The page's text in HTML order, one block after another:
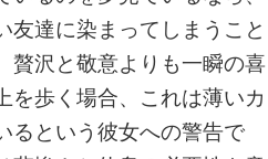
友達に染まってしまうこと
贅沢と敬意よりも一瞬の喜
を歩く場合、これは薄いカ
るという彼女への警告で